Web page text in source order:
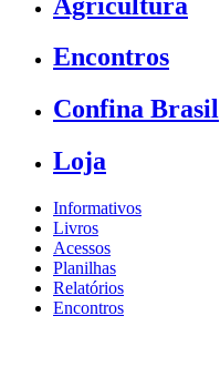
Encontros
Confina Brasil
Loja
Informativos
Livros
Acessos
Planilhas
Relatórios
Encontros